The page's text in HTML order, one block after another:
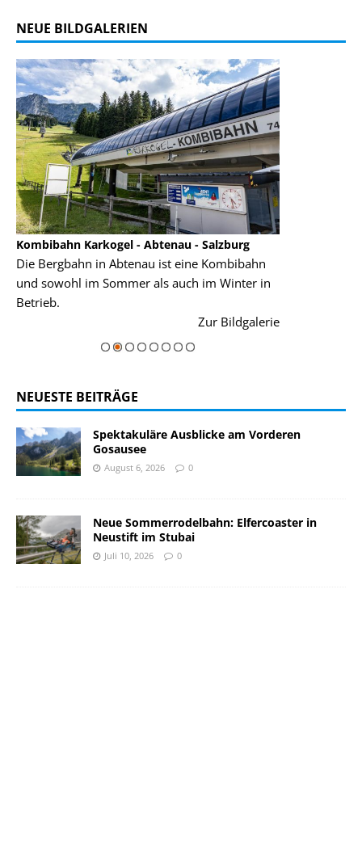
NEUE BILDGALERIEN
Kombibahn Karkogel - Abtenau - Salzburg
Die Bergbahn in Abtenau ist eine Kombibahn
und sowohl im Sommer als auch im Winter in
Betrieb.
Zur Bildgalerie
NEUESTE BEITRÄGE
Spektakuläre Ausblicke am Vorderen
Gosausee
August 6, 2026 0
Neue Sommerrodelbahn: Elfercoaster in
Neustift im Stubai
Juli 10, 2026 0